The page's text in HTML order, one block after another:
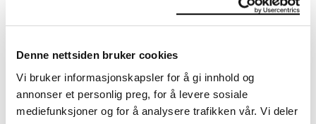
Denne nettsiden bruker cookies
Vi bruker informasjonskapsler for å gi innhold og
annonser et personlig preg, for å levere sosiale
mediefunksjoner og for å analysere trafikken vår. Vi deler
Kull
Velinpapir
Mål
Papir (Sheet): 337 × 265 × 0,1 mm